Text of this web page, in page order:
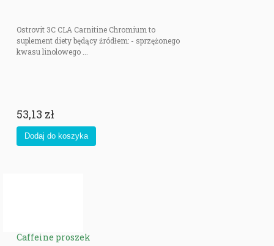
Ostrovit 3C CLA Carnitine Chromium to
suplement diety będący źródłem: - sprzężonego
kwasu linolowego ...
53,13 zł
Caffeine proszek